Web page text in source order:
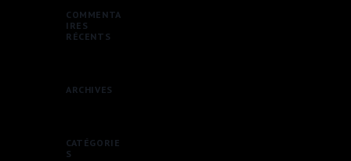
COMMENTA
IRES
RÉCENTS
ARCHIVES
CATÉGORIE
S